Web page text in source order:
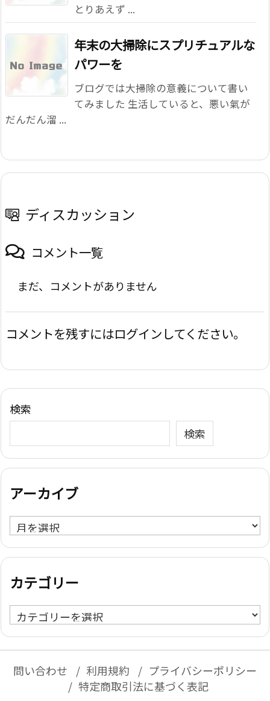
とりあえず ...
年末の大掃除にスプリチュアルな
パワーを
ブログでは大掃除の意義について書い
てみました 生活していると、悪い氣が
だんだん溜 ...
ディスカッション
コメント一覧
まだ、コメントがありません
コメントを残すにはログインしてください。
検索
検索
アーカイブ
ア
ー
カ
ブ
カテゴリー
カ
テ
ー
問い合わせ 利用規約
プライバシーポリシー
特定商取引法に基づく表記